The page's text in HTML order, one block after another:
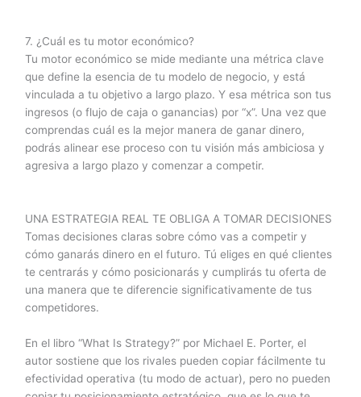
7. ¿Cuál es tu motor económico?
Tu motor económico se mide mediante una métrica clave
que define la esencia de tu modelo de negocio, y está
vinculada a tu objetivo a largo plazo. Y esa métrica son tus
ingresos (o flujo de caja o ganancias) por “x”. Una vez que
comprendas cuál es la mejor manera de ganar dinero,
podrás alinear ese proceso con tu visión más ambiciosa y
agresiva a largo plazo y comenzar a competir.
UNA ESTRATEGIA REAL TE OBLIGA A TOMAR DECISIONES
Tomas decisiones claras sobre cómo vas a competir y
cómo ganarás dinero en el futuro. Tú eliges en qué clientes
te centrarás y cómo posicionarás y cumplirás tu oferta de
una manera que te diferencie significativamente de tus
competidores.
En el libro “What Is Strategy?” por Michael E. Porter, el
autor sostiene que los rivales pueden copiar fácilmente tu
efectividad operativa (tu modo de actuar), pero no pueden